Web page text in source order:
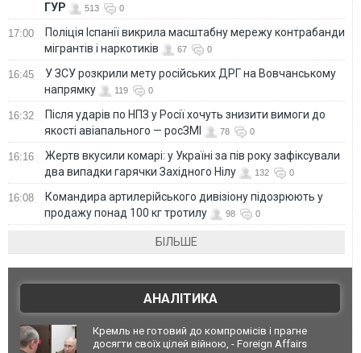
ГУР 513 0
17:00
Поліція Іспанії викрила масштабну мережу контрабанди
мігрантів і наркотиків
67 0
16:45
У ЗСУ розкрили мету російських ДРГ на Вовчанському
напрямку
119 0
16:32
Після ударів по НПЗ у Росії хочуть знизити вимоги до
якості авіапального — росЗМІ
78 0
16:16
Жертв вкусили комарі: у Україні за пів року зафіксували
два випадки гарячки Західного Нілу
132 0
16:08
Командира артилерійського дивізіону підозрюють у
продажу понад 100 кг тротилу
98 0
БІЛЬШЕ
АНАЛІТИКА
Кремль не готовий до компромісів і прагне
досягти своїх цілей війною, - Foreign Affairs